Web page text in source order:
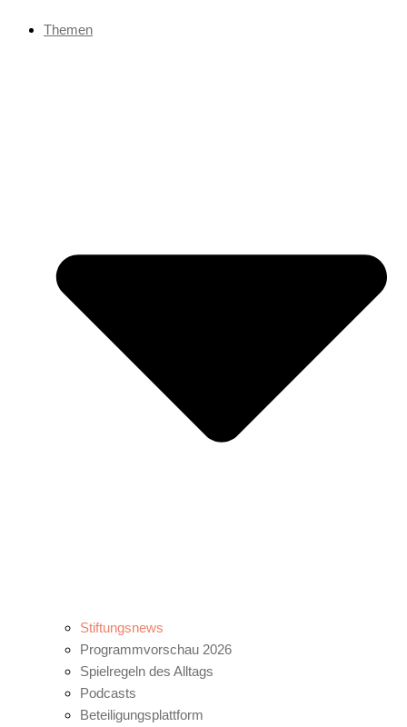
Themen
Stiftungsnews
Programmvorschau 2026
Spielregeln des Alltags
Podcasts
Beteiligungsplattform